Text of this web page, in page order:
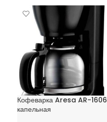
Кофеварка Aresa AR-1606
капельная